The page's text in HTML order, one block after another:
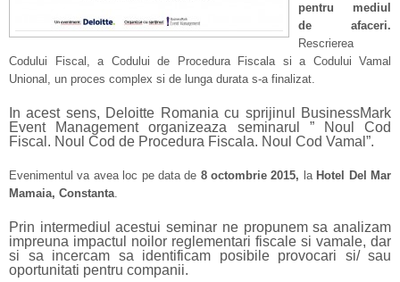
pentru mediul
de afaceri.
Rescrierea
Codului Fiscal, a Codului de Procedura Fiscala si a Codului Vamal
Unional, un proces complex si de lunga durata s-a finalizat.
In acest sens, Deloitte Romania cu sprijinul BusinessMark
Event Management organizeaza seminarul ” Noul Cod
Fiscal. Noul Cod de Procedura Fiscala. Noul Cod Vamal”.
Evenimentul va avea loc pe data de 8 octombrie 2015, la Hotel Del Mar
Mamaia, Constanta.
Prin intermediul acestui seminar ne propunem sa analizam
impreuna impactul noilor reglementari fiscale si vamale, dar
si sa incercam sa identificam posibile provocari si/ sau
oportunitati pentru companii.